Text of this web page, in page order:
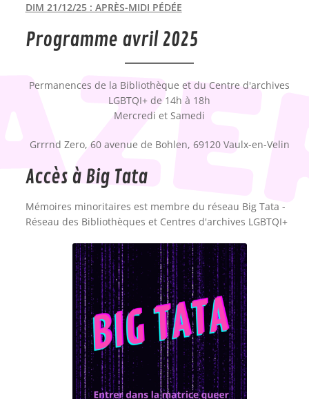
DIM 21/12/25 : APRÈS-MIDI PÉDÉE
Programme avril 2025
Permanences de la Bibliothèque et du Centre d'archives
LGBTQI+ de 14h à 18h
Mercredi et Samedi
Grrrnd Zero, 60 avenue de Bohlen, 69120 Vaulx-en-Velin
Accès à Big Tata
Mémoires minoritaires est membre du réseau Big Tata -
Réseau des Bibliothèques et Centres d'archives LGBTQI+